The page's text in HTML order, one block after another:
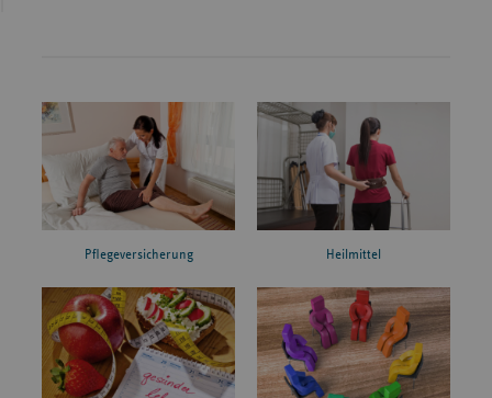
Pflegeversicherung Heilmittel